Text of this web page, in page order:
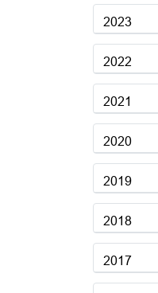
2023
2022
2021
2020
2019
2018
2017